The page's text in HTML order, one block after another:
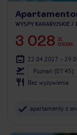
WYSPY KANARYJSKIE
3 028 ZŁ
OSOBA
22.04.2027 -
Poznań (07:45)
Bez wyżywienia
apartamenty z